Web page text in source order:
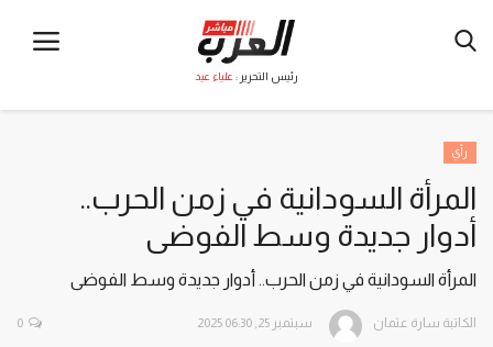
رئيس التحرير : علياء عيد
رأي
المرأة السودانية في زمن الحرب..
أدوار جديدة وسط الفوضى
المرأة السودانية في زمن الحرب.. أدوار جديدة وسط الفوضى
الكاتبة سارة عثمان سبتمبر 25, 2025 06:30 0